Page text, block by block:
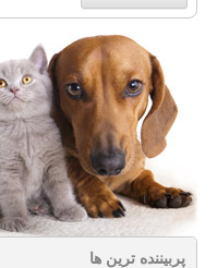
پربیننده ترین ها